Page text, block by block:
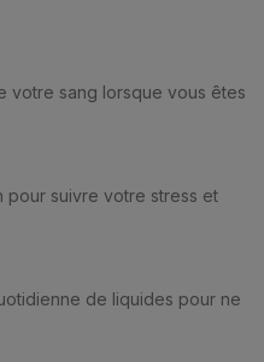
votre sang lorsque vous êtes
pour suivre votre stress et
de liquides pour ne